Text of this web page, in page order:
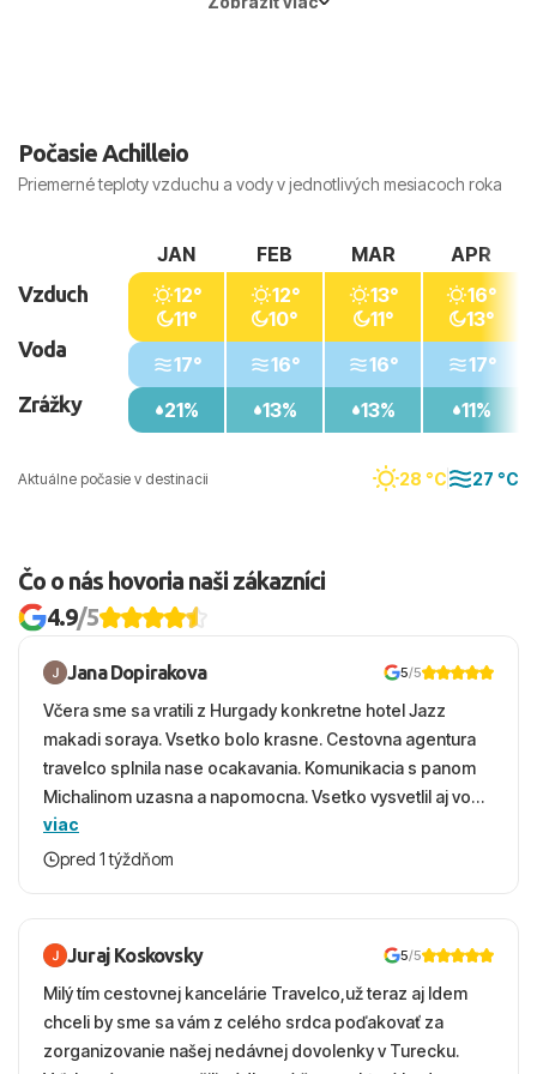
Počasie Achilleio
Priemerné teploty vzduchu a vody v jednotlivých mesiacoch roka
Aktuálne počasie v destinacii 28 °C 27 °C
Vzduch
Voda
Zrážky
JAN
12°
11°
17°
21%
FEB
12°
10°
16°
13%
MAR
13°
11°
16°
13%
APR
16°
13°
17°
11%
Čo o nás hovoria naši zákazníci
4.9/5
Jana Dopirakova 5/5
Včera sme sa vratili z Hurgady konkretne hotel Jazz
makadi soraya. Vsetko bolo krasne. Cestovna agentura
travelco splnila nase ocakavania. Komunikacia s panom
Michalinom uzasna a napomocna. Vsetko vysvetlil aj vo
vecernych hodinach zaco sa ospravedlnujem. Hotel
krasny, cisty. Sluzby top. Strava, prostredie, more,
viac
pred 1 týždňom
Juraj Koskovsky 5/5
Milý tím cestovnej kancelárie Travelco,už teraz aj Idem
chceli by sme sa vám z celého srdca poďakovať za
zorganizovanie našej nedávnej dovolenky v Turecku.